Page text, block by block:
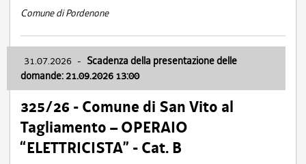
Comune di Pordenone
31.07.2026 - Scadenza della presentazione delle
domande: 21.09.2026 13:00
325/26 - Comune di San Vito al
Tagliamento – OPERAIO
“ELETTRICISTA” - Cat. B